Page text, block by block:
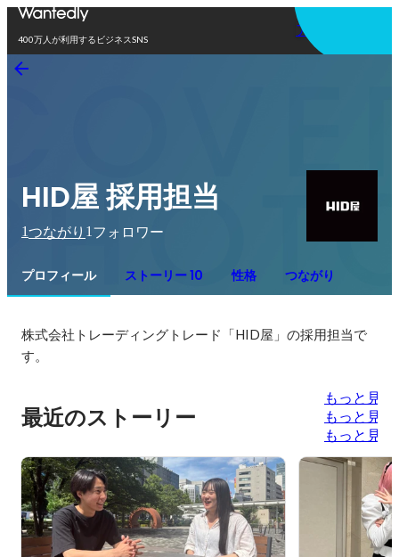
400万人が利用するビジネスSNS
アプリを使う
HID屋 採用担当
1つながり 1 フォロワー
プロフィール ストーリー 10 性格 つながり
株式会社トレーディングトレード「HID屋」の採用担当で
最近のストーリー
もっと見る
もっと見る
もっと見る